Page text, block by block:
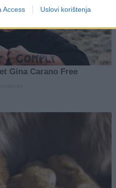
Access Uslovi korištenja